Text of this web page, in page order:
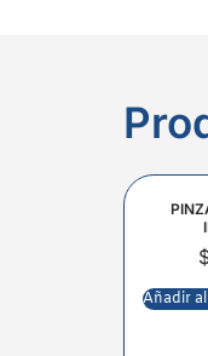
Añadir